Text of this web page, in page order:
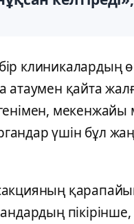
клиникалардың
атаумен қайта
үшін бұл